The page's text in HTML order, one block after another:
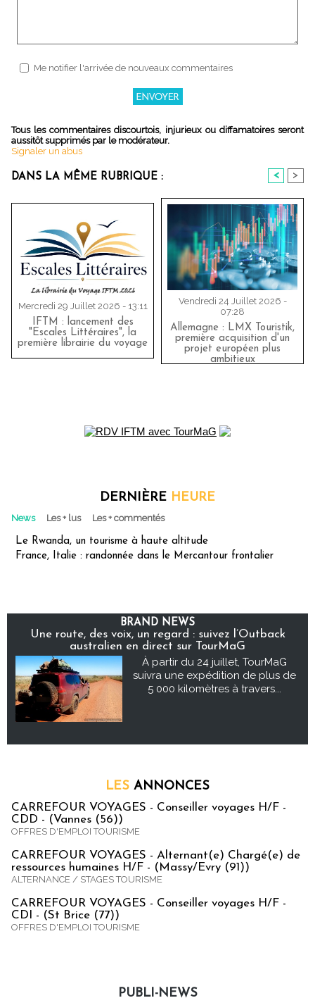
Me notifier l'arrivée de nouveaux commentaires
Tous les commentaires discourtois, injurieux ou diffamatoires seront
aussitôt supprimés par le modérateur.
Signaler un abus
DANS LA MÊME RUBRIQUE : < >
Mercredi 29 Juillet 2026 - 13:11
IFTM : lancement des
"Escales Littéraires", la
première librairie du voyage
Vendredi 24 Juillet 2026 -
07:28
Allemagne : LMX Touristik,
première acquisition d'un
projet européen plus
ambitieux
DERNIÈRE HEURE
News Les + lus Les + commentés
Le Rwanda, un tourisme à haute altitude
France, Italie : randonnée dans le Mercantour frontalier
BRAND NEWS
Une route, des voix, un regard : suivez l’Outback
australien en direct sur TourMaG
À partir du 24 juillet, TourMaG
suivra une expédition de plus de
5 000 kilomètres à travers...
LES ANNONCES
CARREFOUR VOYAGES - Conseiller voyages H/F -
CDD - (Vannes (56))
OFFRES D'EMPLOI TOURISME
CARREFOUR VOYAGES - Alternant(e) Chargé(e) de
ressources humaines H/F - (Massy/Evry (91))
ALTERNANCE / STAGES TOURISME
CARREFOUR VOYAGES - Conseiller voyages H/F -
CDI - (St Brice (77))
OFFRES D'EMPLOI TOURISME
PUBLI-NEWS